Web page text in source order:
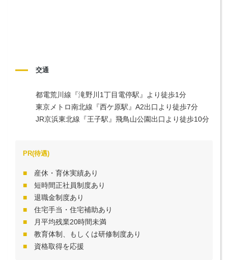
交通
都電荒川線『滝野川1丁目電停駅』より徒歩1分
東京メトロ南北線『西ケ原駅』A2出口より徒歩7分
JR京浜東北線『王子駅』飛鳥山公園出口より徒歩10分
PR(待遇)
産休・育休実績あり
短時間正社員制度あり
退職金制度あり
住宅手当・住宅補助あり
月平均残業20時間未満
教育体制、もしくは研修制度あり
資格取得を応援